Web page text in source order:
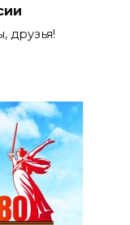
друзья!